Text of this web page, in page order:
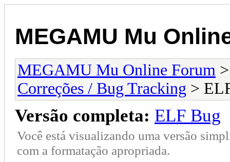
MEGAMU Mu
MEGAMU Mu Online Forum
Correções / Bug Tracking >
Versão completa: ELF Bug
Você está visualizando uma versão
com a formatação apropriada.